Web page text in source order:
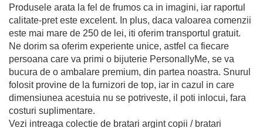
Produsele arata la fel de frumos ca in imagini, iar raportul
calitate-pret este excelent. In plus, daca valoarea comenzii
este mai mare de 250 de lei, iti oferim transportul gratuit.
Ne dorim sa oferim experiente unice, astfel ca fiecare
persoana care va primi o bijuterie PersonallyMe, se va
bucura de o ambalare premium, din partea noastra. Snurul
folosit provine de la furnizori de top, iar in cazul in care
dimensiunea acestuia nu se potriveste, il poti inlocui, fara
costuri suplimentare.
Vezi intreaga colectie de bratari argint copii / bratari